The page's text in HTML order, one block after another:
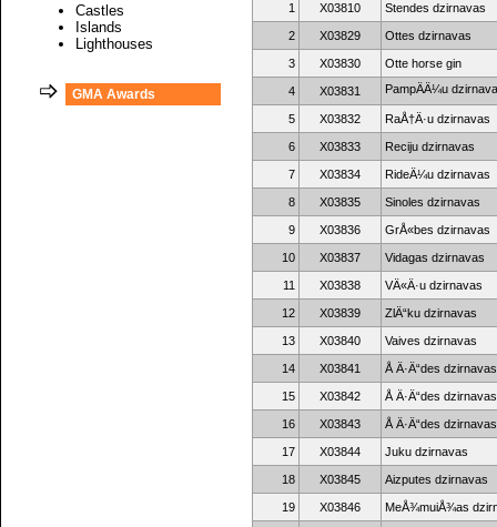
Castles
Islands
Lighthouses
GMA Awards
1
X03810 Stendes dzirnavas
2 X03829 Ottes dzirnavas
3 X03830 Otte horse gin
4 X03831 PampÄÄ¼u
5 X03832 RaÅ†Ä·u dzirnavas
6 X03833 Reciju dzirnavas
7 X03834 RideÄ¼u dzirnavas
8 X03835 Sinoles dzirnavas
9 X03836 GrÅ«bes dzirnavas
10 X03837 Vidagas dzirnavas
11 X03838 VÄ«Ä·u dzirnavas
12 X03839 ZlÄ“ku dzirnavas
13 X03840 Vaives dzirnavas
14 X03841 Å Ä·Ä“des
15 X03842 Å Ä·Ä“des
16 X03843 Å Ä·Ä“des dzirnavas
17 X03844 Juku dzirnavas
18 X03845 Aizputes dzirnavas
19 X03846 MeÅ¾muiÅ¾as